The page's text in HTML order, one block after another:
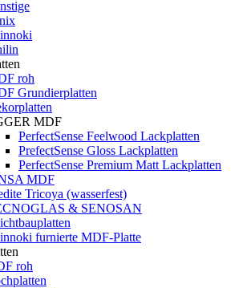
roh
Grundierplatten
MDF
PerfectSense Feelwood Lackplatten
PrefectSense Gloss Lackplatten
PerfectSense Premium Matt Lackplatten
MDF
Tricoya (wasserfest)
& SENOSAN
furnierte MDF-Platte
roh